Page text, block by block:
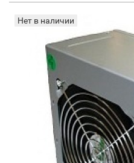
Нет в наличии